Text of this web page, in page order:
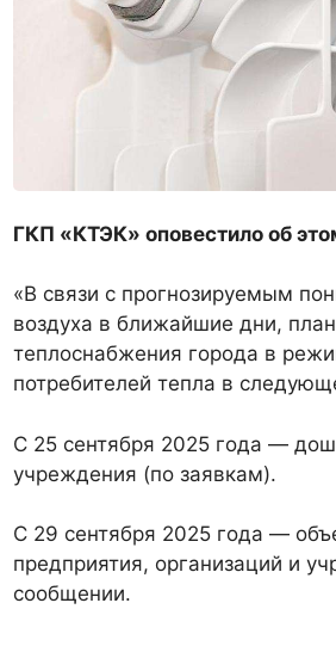
ГКП «КТЭК» оповестило об
«В связи с прогнозируемым
воздуха в ближайшие дни,
теплоснабжения города в
потребителей тепла в
С 25 сентября 2025 года —
учреждения (по заявкам).
С 29 сентября 2025 года —
предприятия, организаций и
сообщении.